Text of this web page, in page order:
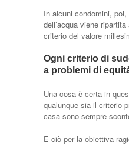
In alcuni condomini,
dell’acqua viene
criterio del valore
Ogni criterio di
a problemi di
Una cosa è certa in
qualunque sia il criterio
casa sono sempre
E ciò per la obiettiva